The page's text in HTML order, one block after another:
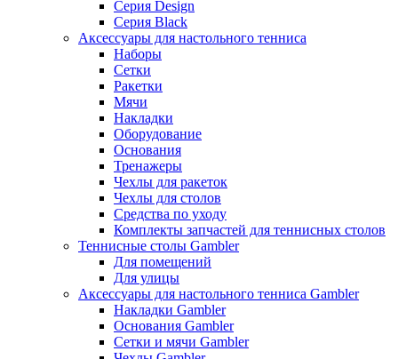
Серия Design
Серия Black
Аксессуары для настольного тенниса
Наборы
Сетки
Ракетки
Мячи
Накладки
Оборудование
Основания
Тренажеры
Чехлы для ракеток
Чехлы для столов
Средства по уходу
Комплекты запчастей для теннисных столов
Теннисные столы Gambler
Для помещений
Для улицы
Аксессуары для настольного тенниса Gambler
Накладки Gambler
Основания Gambler
Сетки и мячи Gambler